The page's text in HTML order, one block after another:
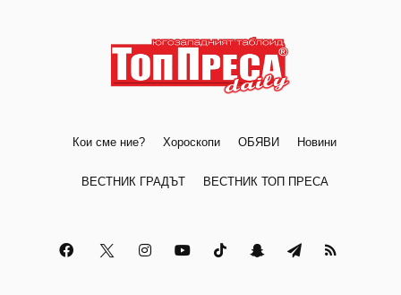
Кои сме ние? Хороскопи ОБЯВИ Новини
ВЕСТНИК ГРАДЪТ ВЕСТНИК ТОП ПРЕСА